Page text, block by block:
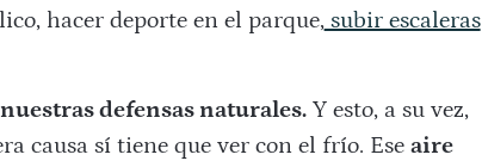
hacer deporte en el parque,subir escaleras
defensas naturales.Y esto, a su vez,
causa sí tiene que ver con el frío. Ese aire